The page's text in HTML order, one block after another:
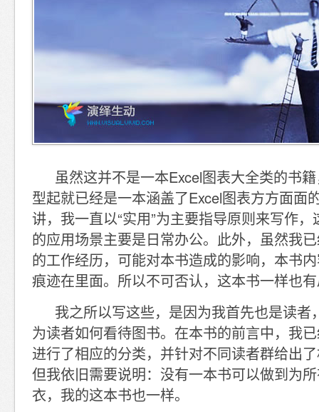
虽然这并不是一本Excel图表大全类的书
型起就已经是一本涵盖了Excel图表方方面面
讲，我一直以“实用”为主要指导原则来写作
的应用场景主要是日常办公。此外，虽然我
的工作经历，可能对本书造成的影响，本书
痕迹在里面。所以不可否认，这本书一样也
我之所以写这些，是因为我首先也是读者
为读者如何看待图书。在本书的前言中，我
进行了相应的分类，并针对不同读者群给出
但我依旧需要说明：没有一本书可以做到为
衣，我的这本书也一样。